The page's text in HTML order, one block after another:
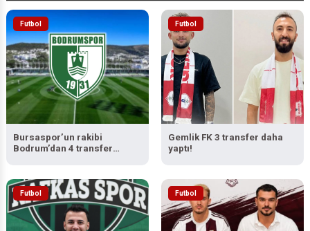
1 2 3 4 5 6 7 9 101112131415T
Futbol
Bursaspor’un rakibi
Futbol
Gemlik FK 3 transfer daha
yaptı!
Futbol Futbol